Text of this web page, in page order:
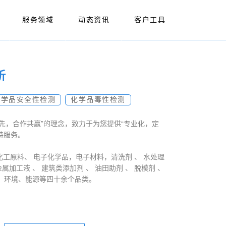
服务领域 动态资讯 客户工具
品安全性检测 化学品毒性检测
，合作共赢”的理念，致力于为您提供“专业化，定
务。
原料、 电子化学品，电子材料，清洗剂 、 水处理
加工液 、 建筑类添加剂 、 油田助剂 、 脱模剂 、
境、能源等四十余个品类。